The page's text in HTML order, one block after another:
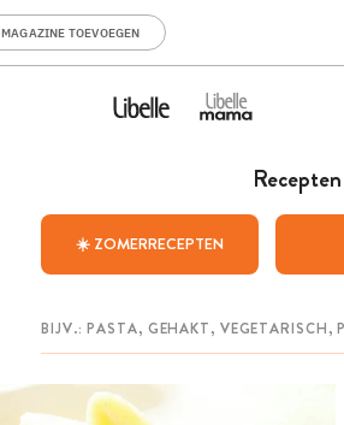
MAGAZINE TOEVOEGEN
Recepten
☀️ ZOMERRECEPTEN